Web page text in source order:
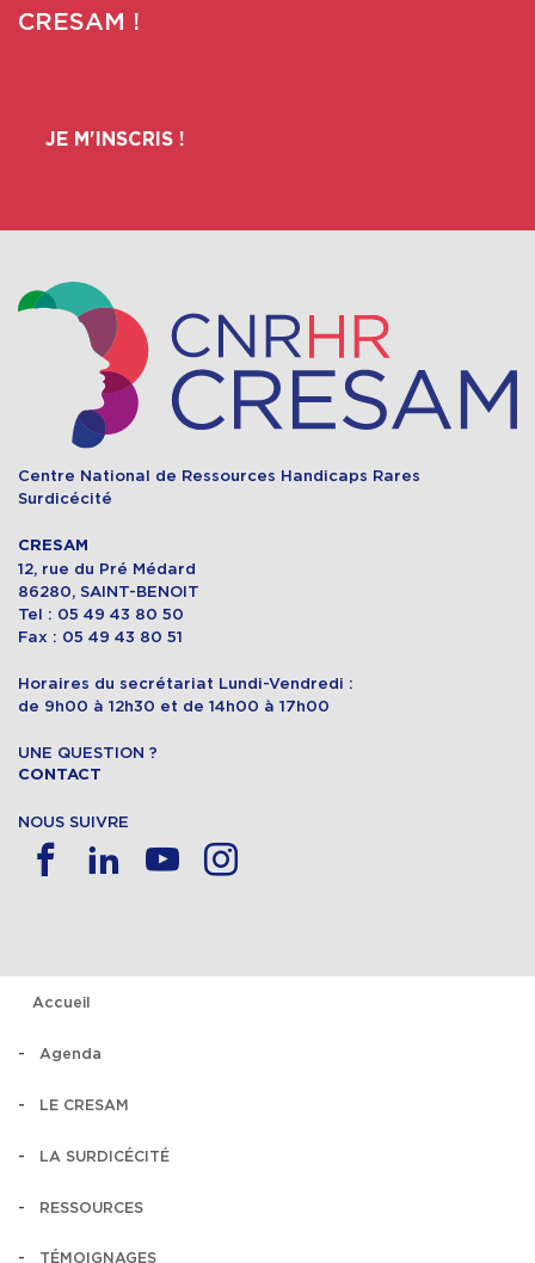
CRESAM !
JE M'INSCRIS !
Centre National de Ressources Handicaps Rares
Surdicécité
CRESAM
12, rue du Pré Médard
86280, SAINT-BENOIT
Tel : 05 49 43 80 50
Fax : 05 49 43 80 51
Horaires du secrétariat Lundi-Vendredi :
de 9h00 à 12h30 et de 14h00 à 17h00
UNE QUESTION ?
CONTACT
NOUS SUIVRE
Accueil
Agenda
LE CRESAM
LA SURDICÉCITÉ
RESSOURCES
TÉMOIGNAGES